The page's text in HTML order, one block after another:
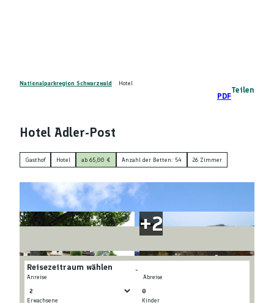
Nationalparkregion Schwarzwald Hotel
PDF
Teilen
Hotel Adler-Post
Gasthof Hotel ab 65,00 € Anzahl der Betten: 54 26 Zimmer
Reisezeitraum wählen
Anreise
-
Abreise
Erwachsene
0
Kinder